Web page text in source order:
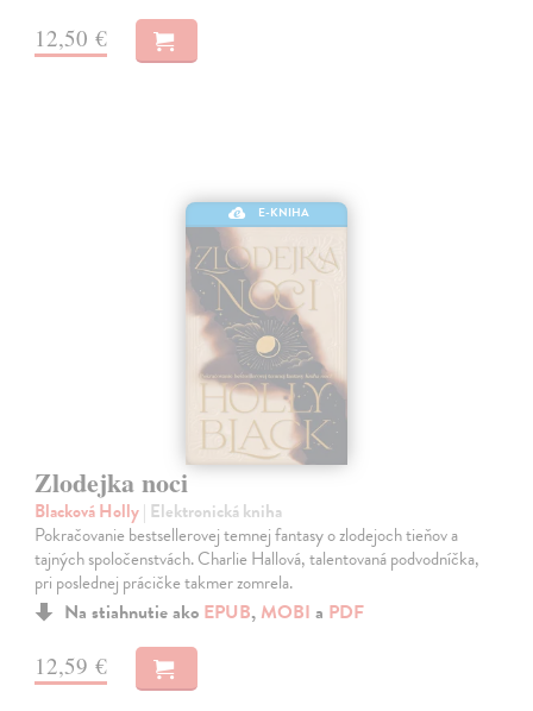
12,50 €
E-KNIHA
Zlodejka noci
Blacková Holly| Elektronická kniha
Pokračovanie bestsellerovej temnej fantasy o zlodejoch tieňov a
tajných spoločenstvách. Charlie Hallová, talentovaná podvodníčka,
pri poslednej prácičke takmer zomrela.
Na stiahnutie ako EPUB, MOBI a PDF
12,59 €